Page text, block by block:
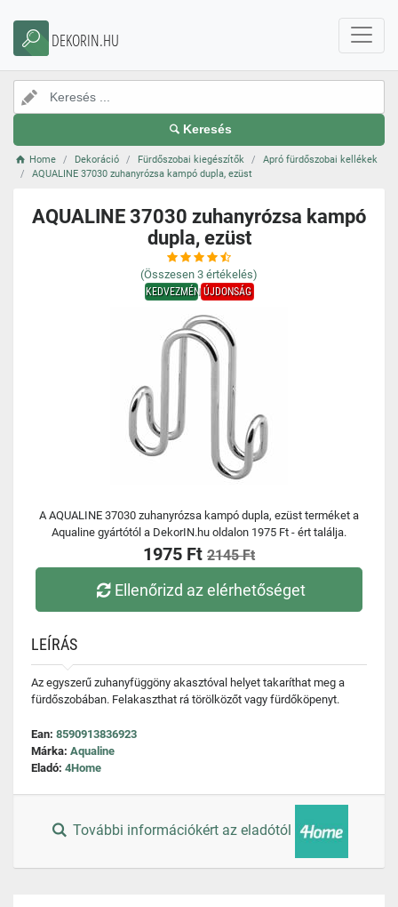
DEKORIN.HU
Keresés
Home Dekoráció Fürdőszobai kiegészítők
Apró fürdőszobai kellékek
AQUALINE 37030 zuhanyrózsa kampó dupla, ezüst
AQUALINE 37030 zuhanyrózsa kampó
dupla, ezüst
(Összesen 3 értékelés)
KEDVEZMÉNYÚJDONSÁG
A AQUALINE 37030 zuhanyrózsa kampó dupla, ezüst terméket a
Aqualine gyártótól a DekorIN.hu oldalon 1975 Ft - ért találja.
1975 Ft 2145 Ft
Ellenőrizd az elérhetőséget
LEÍRÁS
Az egyszerű zuhanyfüggöny akasztóval helyet takaríthat meg a
fürdőszobában. Felakaszthat rá törölközőt vagy fürdőköpenyt.
Ean: 8590913836923
Márka: Aqualine
Eladó: 4Home
További információkért az eladótól